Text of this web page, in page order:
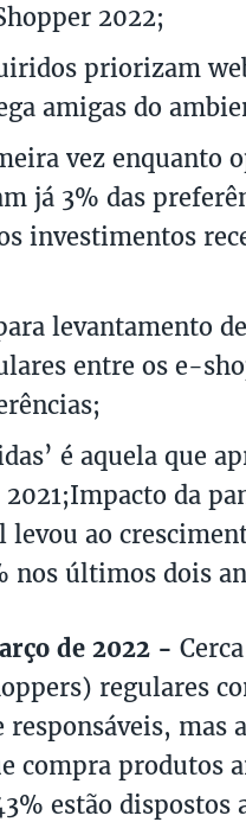
2022;
priorizam
amigas do
vez enquanto
já 3% das
investimentos
levantamento
entre os e-
é aquela que
da
ao
nos últimos dois
de 2022 -
regulares
mas
compra produtos
estão dispostos